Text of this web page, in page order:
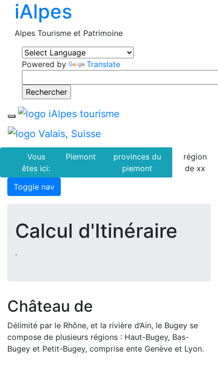
iAlpes
Alpes Tourisme et Patrimoine
Powered by Translate
Toggle navigation
Vous
êtes ici:
Piemont
provinces du
piemont
région
de xx
Toggle nav
Calcul d'Itinéraire
.
Château de
Délimité par le Rhône, et la rivière d’Ain, le Bugey se
compose de plusieurs régions : Haut-Bugey, Bas-
Bugey et Petit-Bugey, comprise ente Genève et Lyon.